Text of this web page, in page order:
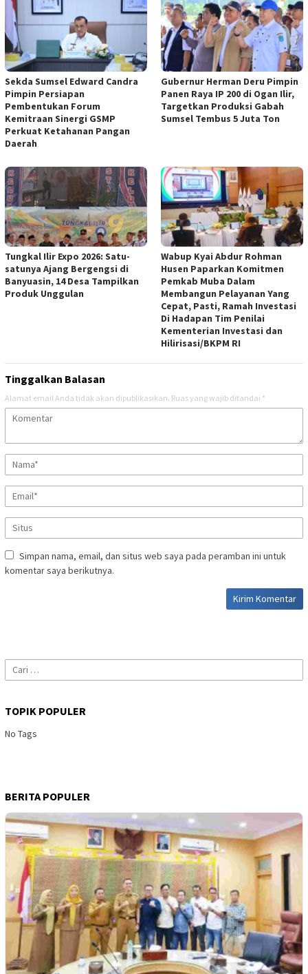
Sekda Sumsel Edward Candra
Pimpin Persiapan
Pembentukan Forum
Kemitraan Sinergi GSMP
Perkuat Ketahanan Pangan
Daerah
Gubernur Herman Deru Pimpin
Panen Raya IP 200 di Ogan Ilir,
Targetkan Produksi Gabah
Sumsel Tembus 5 Juta Ton
Tungkal Ilir Expo 2026: Satu-
satunya Ajang Bergengsi di
Banyuasin, 14 Desa Tampilkan
Produk Unggulan
Wabup Kyai Abdur Rohman
Husen Paparkan Komitmen
Pemkab Muba Dalam
Membangun Pelayanan Yang
Cepat, Pasti, Ramah Investasi
Di Hadapan Tim Penilai
Kementerian Investasi dan
Hilirisasi/BKPM RI
Tinggalkan Balasan
Alamat email Anda tidak akan dipublikasikan. Ruas yang wajib ditandai *
Simpan nama, email, dan situs web saya pada peramban ini untuk
komentar saya berikutnya.
Cari
untuk:
TOPIK POPULER
No Tags
BERITA POPULER